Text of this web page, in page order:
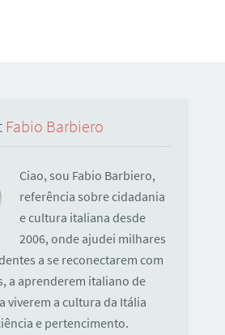
Fabio Barbiero
Ciao, sou Fabio Barbiero,
referência sobre cidadania
e cultura italiana desde
2006, onde ajudei milhares
a se reconectarem com
a aprenderem italiano de
viverem a cultura da Itália
e pertencimento.